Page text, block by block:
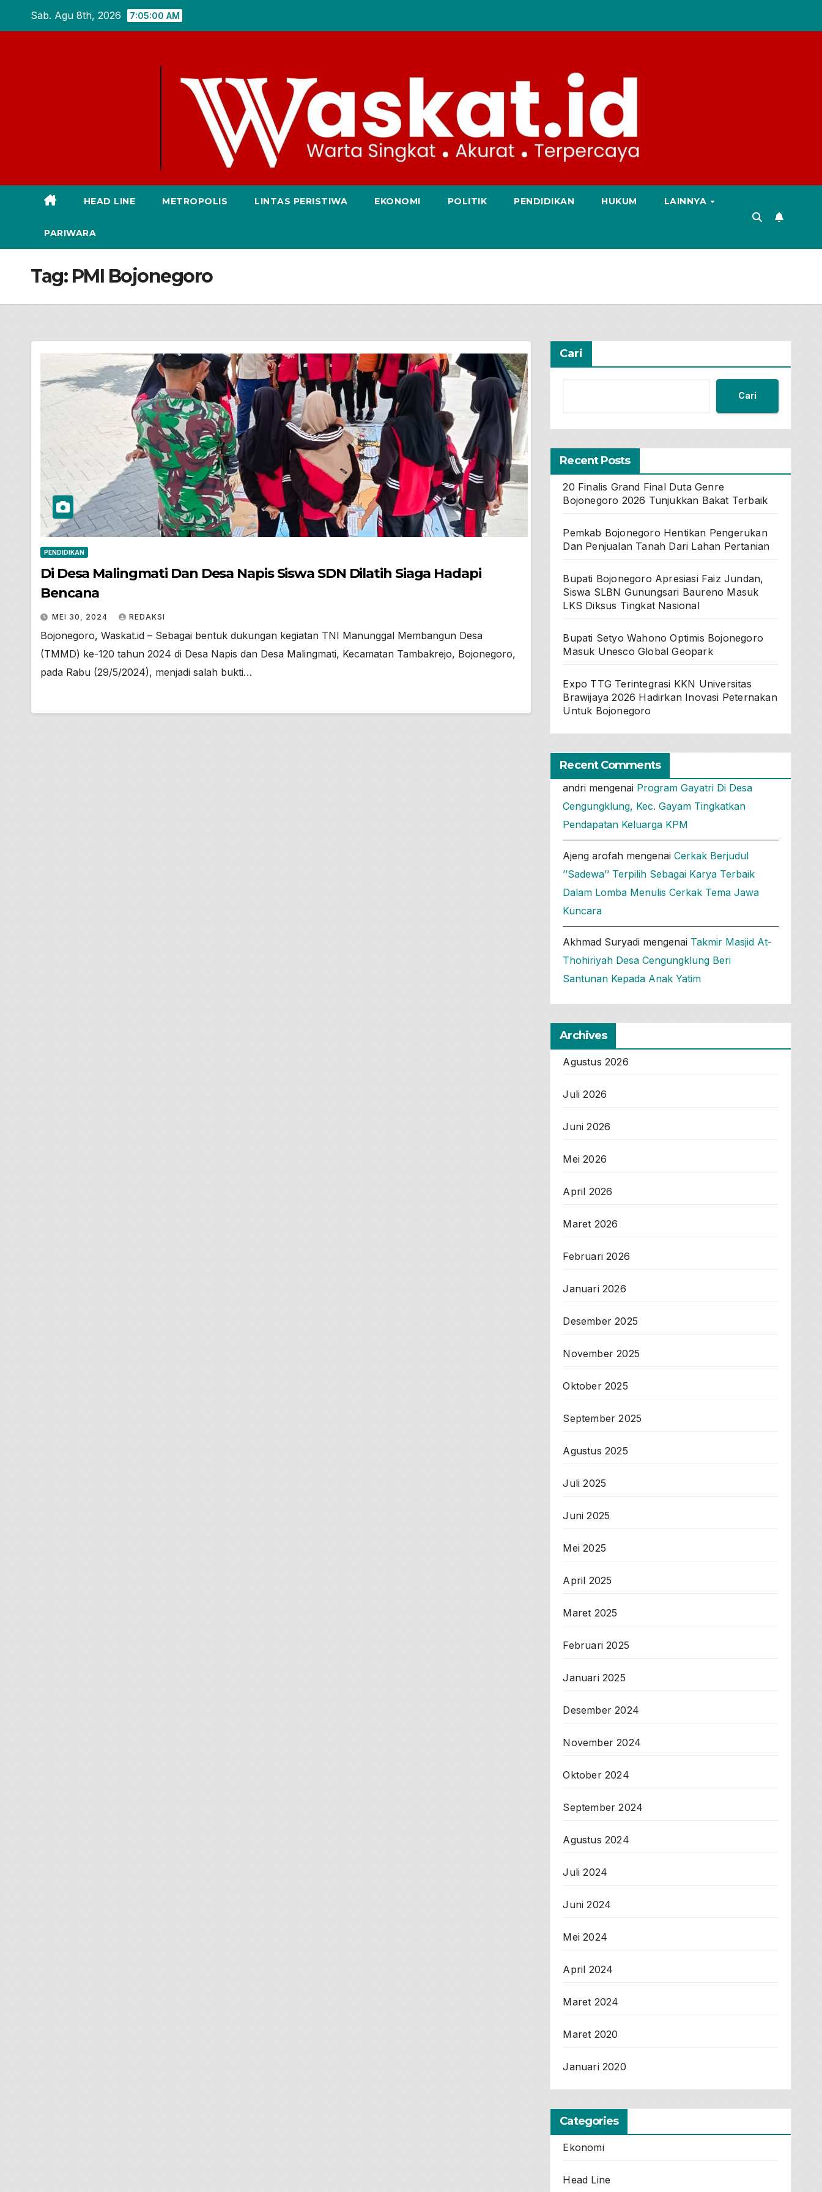
Sab. Agu 8th, 2026 7:05:01 AM
HEAD LINE METROPOLIS LINTAS PERISTIWA EKONOMI POLITIK PENDIDIKAN HUKUM LAINNYA
PARIWARA
Tag: PMI Bojonegoro
PENDIDIKAN
Di Desa Malingmati Dan Desa Napis Siswa SDN Dilatih Siaga Hadapi
Bencana
MEI 30, 2024 REDAKSI
Bojonegoro, Waskat.id – Sebagai bentuk dukungan kegiatan TNI Manunggal Membangun Desa
(TMMD) ke-120 tahun 2024 di Desa Napis dan Desa Malingmati, Kecamatan Tambakrejo, Bojonegoro,
pada Rabu (29/5/2024), menjadi salah bukti…
Cari
Cari
Recent Posts
20 Finalis Grand Final Duta Genre
Bojonegoro 2026 Tunjukkan Bakat Terbaik
Pemkab Bojonegoro Hentikan Pengerukan
Dan Penjualan Tanah Dari Lahan Pertanian
Bupati Bojonegoro Apresiasi Faiz Jundan,
Siswa SLBN Gunungsari Baureno Masuk
LKS Diksus Tingkat Nasional
Bupati Setyo Wahono Optimis Bojonegoro
Masuk Unesco Global Geopark
Expo TTG Terintegrasi KKN Universitas
Brawijaya 2026 Hadirkan Inovasi Peternakan
Untuk Bojonegoro
Recent Comments
andri mengenai Program Gayatri Di Desa
Cengungklung, Kec. Gayam Tingkatkan
Pendapatan Keluarga KPM
Ajeng arofah mengenaiCerkak Berjudul
’’Sadewa’’ Terpilih Sebagai Karya Terbaik
Dalam Lomba Menulis Cerkak Tema Jawa
Kuncara
Akhmad Suryadi mengenai Takmir Masjid At-
Thohiriyah Desa Cengungklung Beri
Santunan Kepada Anak Yatim
Archives
Agustus 2026
Juli 2026
Juni 2026
Mei 2026
April 2026
Maret 2026
Februari 2026
Januari 2026
Desember 2025
November 2025
Oktober 2025
September 2025
Agustus 2025
Juli 2025
Juni 2025
Mei 2025
April 2025
Maret 2025
Februari 2025
Januari 2025
Desember 2024
November 2024
Oktober 2024
September 2024
Agustus 2024
Juli 2024
Juni 2024
Mei 2024
April 2024
Maret 2024
Maret 2020
Januari 2020
Categories
Ekonomi
Head Line